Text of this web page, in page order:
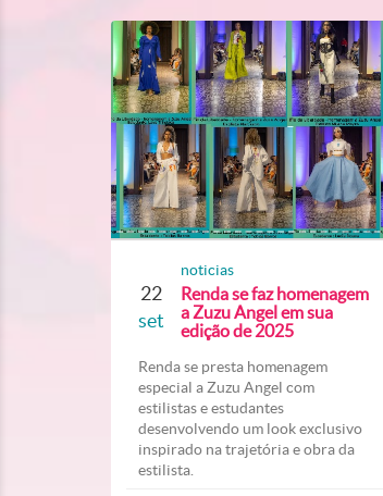
22
set
noticias
Renda se faz homenagem
a Zuzu Angel em sua
edição de 2025
Renda se presta homenagem
especial a Zuzu Angel com
estilistas e estudantes
desenvolvendo um look exclusivo
inspirado na trajetória e obra da
estilista.